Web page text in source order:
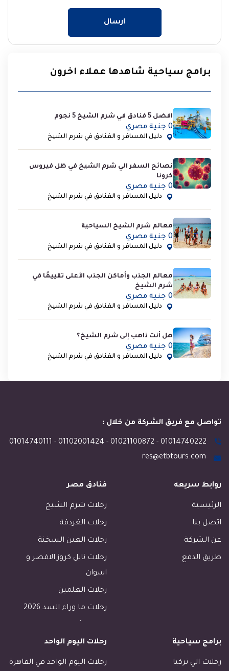
برامج سياحية شاهدها عملاء اخرون
افضل 5 فنادق في شرم الشيخ 5 نجوم
0 جنية مصري
دليل المسافر و الفنادق في شرم الشيخ
نصائح السفر الي شرم الشيخ في ظل فيروس
كرونا
0 جنية مصري
دليل المسافر و الفنادق في شرم الشيخ
معالم شرم الشيخ السياحية
0 جنية مصري
دليل المسافر و الفنادق في شرم الشيخ
معالم الجذب وأماكن الجذب الأعلى تقييمًا في
شرم الشيخ
0 جنية مصري
دليل المسافر و الفنادق في شرم الشيخ
هل أنت ذاهب إلى شرم الشيخ؟
0 جنية مصري
دليل المسافر و الفنادق في شرم الشيخ
ارسال
تواصل مع فريق الشركة من خلال :
01014740222
-
01021100872
-
01102001424
-
01014740111
res@etbtours.com
روابط سريعه
الرئيسية
اتصل بنا
عن الشركة
طريق الدفع
فنادق مصر
رحلات شرم الشيخ
رحلات الغردقة
رحلات العين السخنة
رحلات نايل كروز الاقصر و
اسوان
رحلات العلمين
رحلات ما وراء السد 2026
رحلات طابا
رحلات دهب
برامج سياحية
رحلات الي تركيا
رحلات اليوم الواحد
رحلات اليوم الواحد في القاهرة